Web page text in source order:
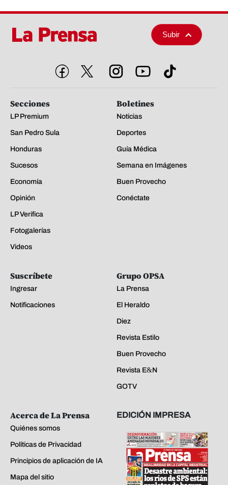
Subir
Secciones
LP Premium
San Pedro Sula
Honduras
Sucesos
Economía
Opinión
LP Verifica
Fotogalerías
Videos
Boletines
Noticias
Deportes
Guía Médica
Semana en Imágenes
Buen Provecho
Conéctate
Suscríbete
Ingresar
Notificaciones
Grupo OPSA
La Prensa
El Heraldo
Diez
Revista Estilo
Buen Provecho
Revista E&N
GOTV
Acerca de La Prensa
Quiénes somos
Políticas de Privacidad
Principios de aplicación de IA
Mapa del sitio
EDICIÓN IMPRESA